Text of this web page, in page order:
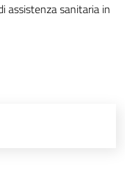
assistenza sanitaria in